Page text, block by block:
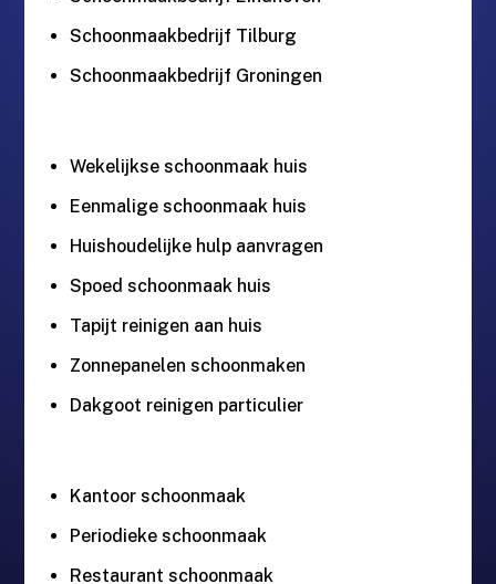
Schoonmaakbedrijf Tilburg
Schoonmaakbedrijf Groningen
Wekelijkse schoonmaak huis
Eenmalige schoonmaak huis
Huishoudelijke hulp aanvragen
Spoed schoonmaak huis
Tapijt reinigen aan huis
Zonnepanelen schoonmaken
Dakgoot reinigen particulier
Kantoor schoonmaak
Periodieke schoonmaak
Restaurant schoonmaak